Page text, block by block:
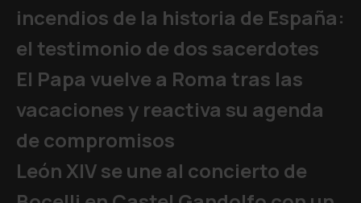
incendios de la historia de España:
el testimonio de dos sacerdotes
El Papa vuelve a Roma tras las
vacaciones y reactiva su agenda
de compromisos
León XIV se une al concierto de